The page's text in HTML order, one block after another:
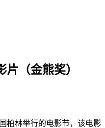
（金熊奖）
柏林举行的电影节，该电影